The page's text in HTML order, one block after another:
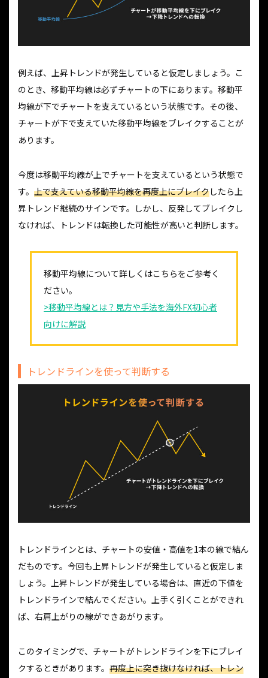
例えば、上昇トレンドが発生していると仮定しましょう。こ
のとき、移動平均線は必ずチャートの下にあります。移動平
均線が下でチャートを支えているという状態です。その後、
チャートが下で支えていた移動平均線をブレイクすることが
あります。
今度は移動平均線が上でチャートを支えているという状態で
す。 上で支えている移動平均線を再度上にブレイクしたら上
昇トレンド継続のサインです。しかし、反発してブレイクし
なければ、トレンドは転換した可能性が高いと判断します。
移動平均線について詳しくはこちらをご参考く
ださい。
>移動平均線とは？見方や手法を海外FX初心者
向けに解説
トレンドラインを使って判断する
トレンドラインとは、チャートの安値・高値を1本の線で結ん
だものです。今回も上昇トレンドが発生していると仮定しま
しょう。上昇トレンドが発生している場合は、直近の下値を
トレンドラインで結んでください。上手く引くことができれ
ば、右肩上がりの線ができあがります。
このタイミングで、チャートがトレンドラインを下にブレイ
クするときがあります。 再度上に突き抜けなければ、トレン